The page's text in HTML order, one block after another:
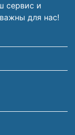
сервис и
для нас!